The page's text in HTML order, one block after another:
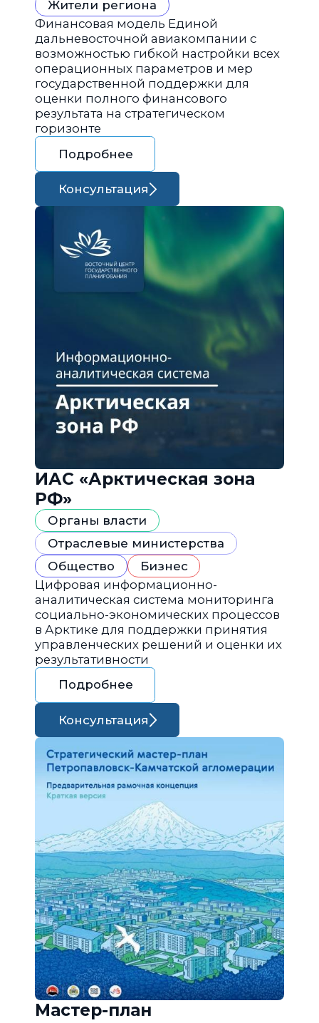
Жители региона
Финансовая модель Единой
дальневосточной авиакомпании с
возможностью гибкой настройки всех
операционных параметров и мер
государственной поддержки для
оценки полного финансового
результата на стратегическом
горизонте
Подробнее
Консультация
ИАС «Арктическая зона
РФ»
Органы власти
Отраслевые министерства
Общество
Бизнес
Цифровая информационно-
аналитическая система мониторинга
социально-экономических процессов
в Арктике для поддержки принятия
управленческих решений и оценки их
результативности
Подробнее
Консультация
Мастер-план